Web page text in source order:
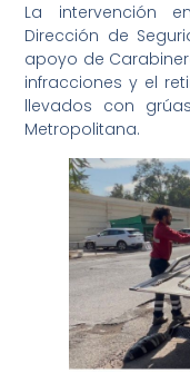
La intervención
Dirección de
apoyo de
infracciones y el
llevados con
Metropolitana.